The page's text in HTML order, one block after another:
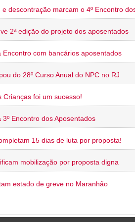
e descontração marcam o 4º Encontro
2ª edição do projeto dos aposentados
Encontro com bancários aposentados
do 28º Curso Anual do NPC no RJ
Crianças foi um sucesso!
3º Encontro dos Aposentados
15 dias de luta por proposta!
mobilização por proposta digna
estado de greve no Maranhão